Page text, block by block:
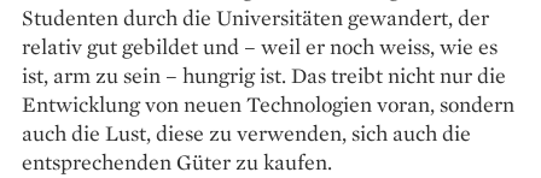
Studenten durch die Universitäten gewandert, der
relativ gut gebildet und – weil er noch weiss, wie es
ist, arm zu sein – hungrig ist. Das treibt nicht nur die
Entwicklung von neuen Technologien voran, sondern
auch die Lust, diese zu verwenden, sich auch die
entsprechenden Güter zu kaufen.